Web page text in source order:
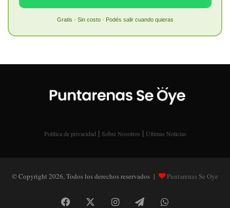
Gratis · Sin costo · Podés salir cuando quieras
Política de privacidad | Sobre Nosotros | Últimas Noticias
© Copyright 2026, Todos los derechos reservados | Puntarenas Se Oye
Facebook InstagramTelegramWhatsApp